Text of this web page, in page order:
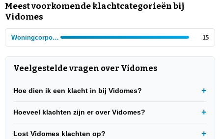
Meest voorkomende klachtcategorieën bij
Vidomes
Woningcorporaties 15
Veelgestelde vragen over Vidomes
Hoe dien ik een klacht in bij Vidomes?
Hoeveel klachten zijn er over Vidomes?
Lost Vidomes klachten op?